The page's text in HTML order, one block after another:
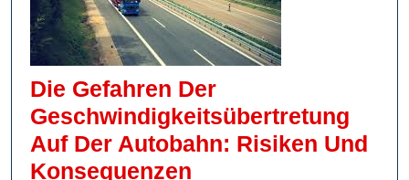
Die Gefahren Der
Geschwindigkeitsübertretung
Auf Der Autobahn: Risiken Und
Konsequenzen